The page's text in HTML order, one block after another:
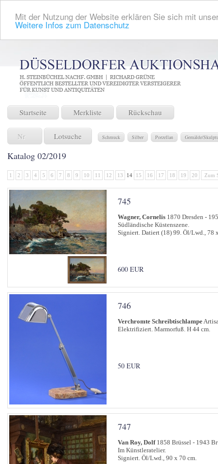
Mit der Nutzung der Website erklären Sie sich mit
Weitere Infos zum Datenschutz
Startseite Merkliste Rückschau
Lotsuche Schmuck Silber Porzellan Gemälde/
Katalog 02/2019
1 2 3 4 5 6 7 8 9 10 11 12 13 14 15 16 17 18 19 20 Zum
745
Wagner, Cornelis 1870 Dresden -
Südländische Küstenszene.
Signiert. Datiert (18) 99. Öl/Lwd., 78
600 EUR
746
Verchromte Schreibtischlampe
Elektrifiziert. Marmorfuß. H 44 cm.
50 EUR
747
Van Roy, Dolf1858 Brüssel - 1943
Im Künstleratelier.
Signiert. Öl/Lwd., 90 x 70 cm.